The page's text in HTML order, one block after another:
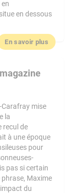
en dessous
En savoir plus
Carafray mise
la
recul de
à une époque
pour
pas si certain
phrase, Maxime
du